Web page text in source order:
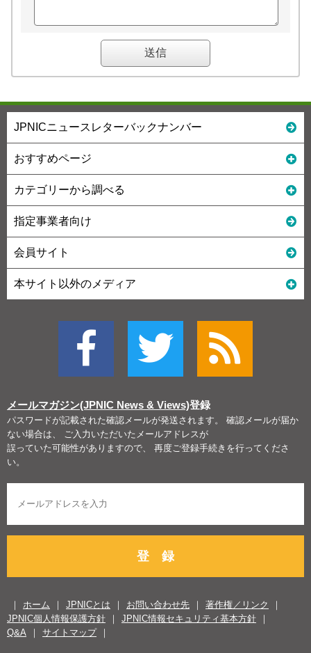
JPNICニュースレターバックナンバー
おすすめページ
カテゴリーから調べる
指定事業者向け
会員サイト
本サイト以外のメディア
メールマガジン(JPNIC News & Views)登録
パスワードが記載された確認メールが発送されます。 確認メールが届か
ない場合は、 ご入力いただいたメールアドレスが
誤っていた可能性がありますので、 再度ご登録手続きを行ってくださ
い。
登 録
ホーム JPNICとは お問い合わせ先
著作権／リンク
JPNIC個人情報保護方針
JPNIC情報セキュリティ基本方針
Q&A
サイトマップ